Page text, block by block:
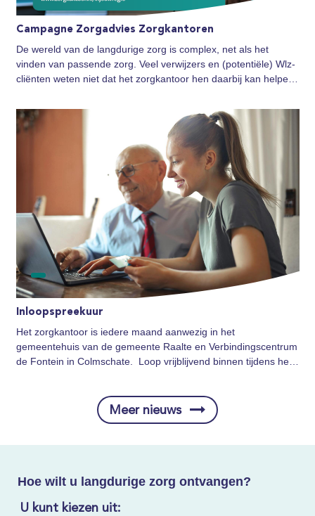
Campagne Zorgadvies Zorgkantoren
De wereld van de langdurige zorg is complex, net als het
vinden van passende zorg. Veel verwijzers en (potentiële) Wlz-
cliënten weten niet dat het zorgkantoor hen daarbij kan helpen.
campagne om het zorgadvies van de zorgkantoren te
promoten.
Inloopspreekuur
Het zorgkantoor is iedere maand aanwezig in het
gemeentehuis van de gemeente Raalte en Verbindingscentrum
de Fontein in Colmschate. Loop vrijblijvend binnen tijdens het
Meer nieuws
Hoe wilt u langdurige zorg ontvangen?
U kunt kiezen uit: